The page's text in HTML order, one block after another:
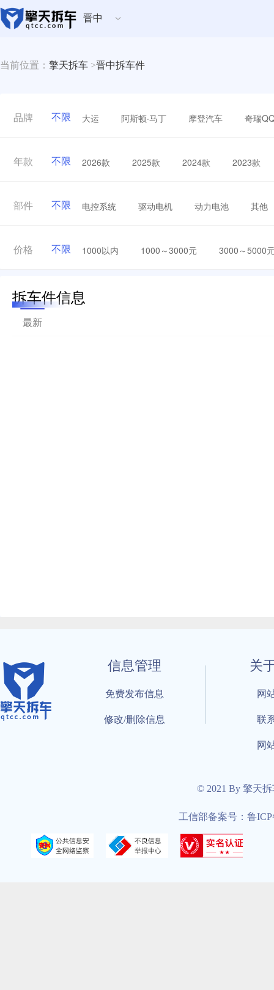
晋中
当前位置： 擎天拆车 >晋中拆车件
品牌 不限 大运 阿斯顿·马丁 摩登汽车 奇瑞
年款 不限 2026款 2025款 2024款 2023款
部件 不限 电控系统 驱动电机 动力电池 其他
价格 不限 1000以内 1000～3000元 3000～5000
拆车件信息
最新
信息管理
免费发布信息
修改/删除信息
关
网
联
网
© 2021 By 擎天
工信部备案号：鲁